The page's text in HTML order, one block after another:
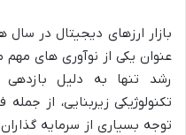
بازار ارزهای دیجیتال در
رشد تنها به دلیل
تکنولوژیکی زیربنایی، از
توجه بسیاری از سرمایه